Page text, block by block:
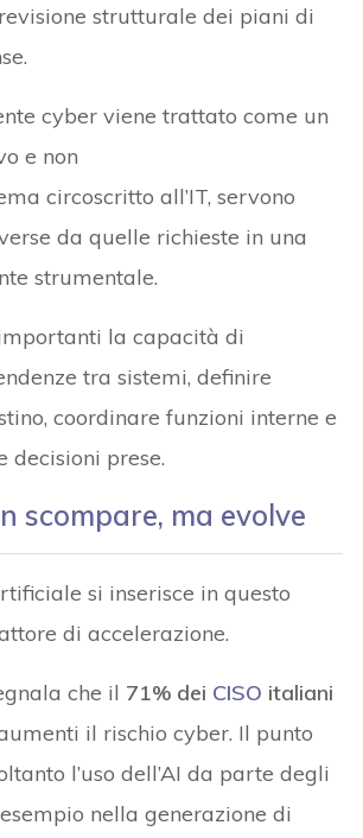
strutturale dei piani di
cyber viene trattato come un
e non
circoscritto all’IT, servono
da quelle richieste in una
strumentale.
la capacità di
tra sistemi, definire
coordinare funzioni interne e
decisioni prese.
scompare, ma evolve
si inserisce in questo
di accelerazione.
che il 71% dei CISO italiani
il rischio cyber. Il punto
l’uso dell’AI da parte degli
nella generazione di